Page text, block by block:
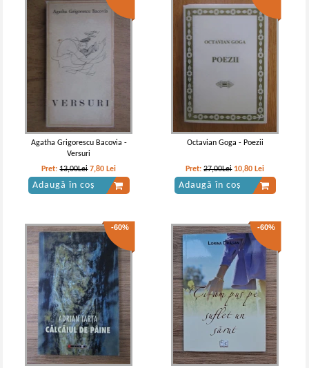
Agatha Grigorescu Bacovia -
Versuri
Pret:13,00Lei 7,80 Lei
Adaugă în coș
Octavian Goga - Poezii
Pret:27,00Lei 10,80 Lei
Adaugă în coș
-60% -60%